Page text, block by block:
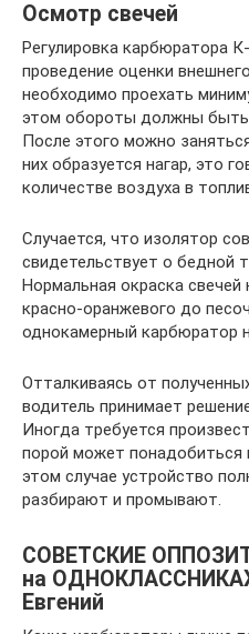
Осмотр свечей
Регулировка карбюратора
проведение оценки
необходимо проехать
этом обороты должны быть
После этого можно
них образуется нагар, это
количестве воздуха в
Случается, что изолятор
свидетельствует о бедной
Нормальная окраска свечей
красно-оранжевого до
однокамерный карбюратор
Отталкиваясь от
водитель принимает
Иногда требуется
порой может понадобиться
этом случае устройство
разбирают и промывают.
СОВЕТСКИЕ
на
Евгений